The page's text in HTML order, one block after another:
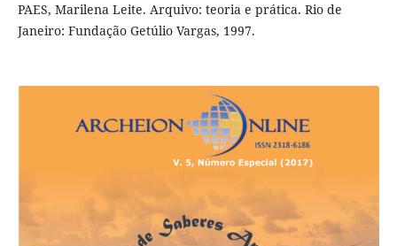
PAES, Marilena Leite. Arquivo: teoria e prática. Rio de
Janeiro: Fundação Getúlio Vargas, 1997.